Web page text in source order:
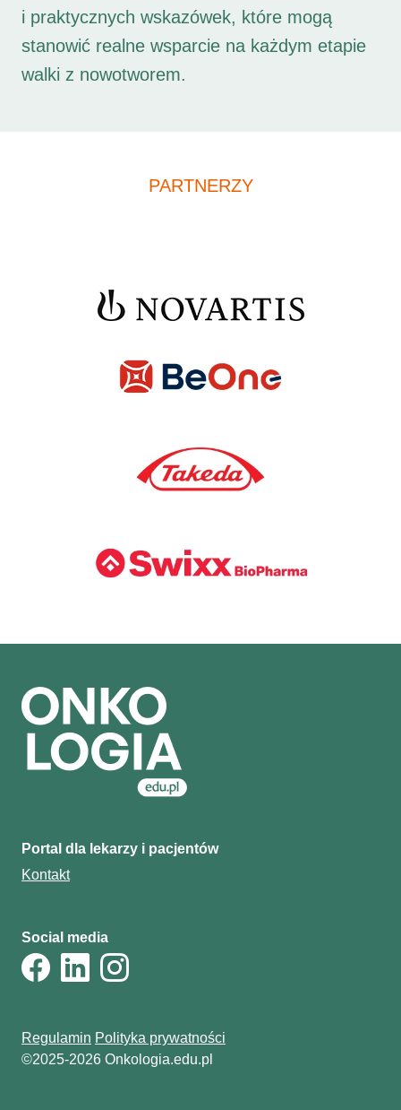
i praktycznych wskazówek, które mogą
stanowić realne wsparcie na każdym etapie
walki z nowotworem.
PARTNERZY
Portal dla lekarzy i pacjentów
Kontakt
Social media
Regulamin Polityka prywatności
©2025-2026 Onkologia.edu.pl